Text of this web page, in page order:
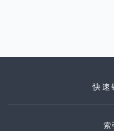
快速
索